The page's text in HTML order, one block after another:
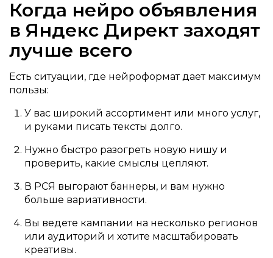
Когда нейро объявления
в Яндекс Директ заходят
лучше всего
Есть ситуации, где нейроформат дает максимум
пользы:
У вас широкий ассортимент или много услуг,
и руками писать тексты долго.
Нужно быстро разогреть новую нишу и
проверить, какие смыслы цепляют.
В РСЯ выгорают баннеры, и вам нужно
больше вариативности.
Вы ведете кампании на несколько регионов
или аудиторий и хотите масштабировать
креативы.